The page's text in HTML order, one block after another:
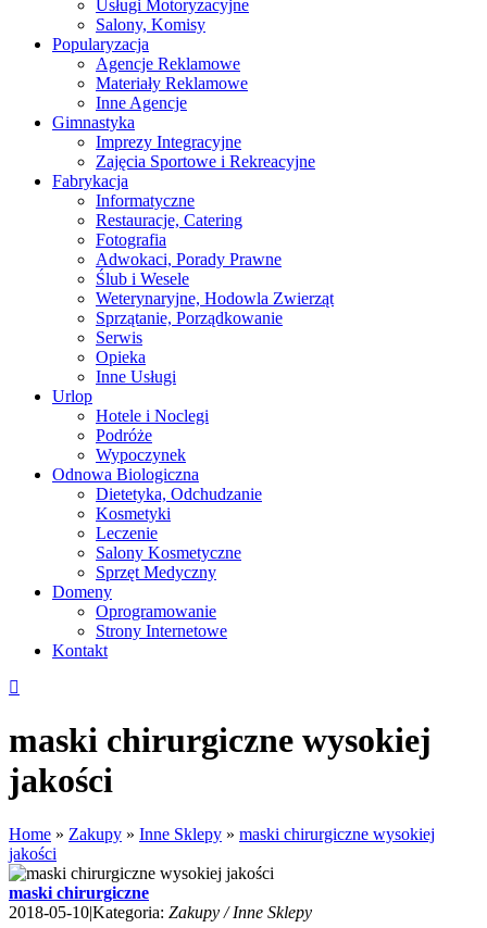
Usługi Motoryzacyjne
Salony, Komisy
Popularyzacja
Agencje Reklamowe
Materiały Reklamowe
Inne Agencje
Gimnastyka
Imprezy Integracyjne
Zajęcia Sportowe i Rekreacyjne
Fabrykacja
Informatyczne
Restauracje, Catering
Fotografia
Adwokaci, Porady Prawne
Ślub i Wesele
Weterynaryjne, Hodowla Zwierząt
Sprzątanie, Porządkowanie
Serwis
Opieka
Inne Usługi
Urlop
Hotele i Noclegi
Podróże
Wypoczynek
Odnowa Biologiczna
Dietetyka, Odchudzanie
Kosmetyki
Leczenie
Salony Kosmetyczne
Sprzęt Medyczny
Domeny
Oprogramowanie
Strony Internetowe
Kontakt
maski chirurgiczne wysokiej
jakości
Home » Zakupy » Inne Sklepy » maski chirurgiczne wysokiej
jakości
maski chirurgiczne
2018-05-10|Kategoria: Zakupy / Inne Sklepy